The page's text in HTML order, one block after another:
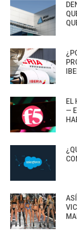
EL
—